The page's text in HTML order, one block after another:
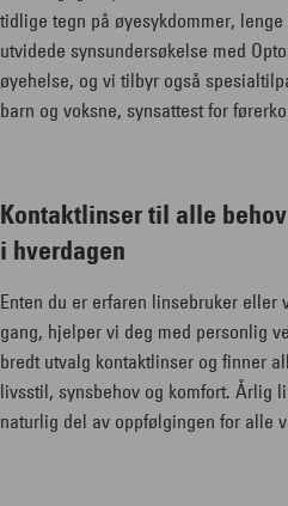
tidlige tegn på øyesykdommer,
utvidede synsundersøkelse med
øyehelse, og vi tilbyr også
barn og voksne, synsattest for
Kontaktlinser til alle
i hverdagen
Enten du er erfaren linsebruker eller
gang, hjelper vi deg med personlig
bredt utvalg kontaktlinser og finner
livsstil, synsbehov og komfort. Årlig
naturlig del av oppfølgingen for alle